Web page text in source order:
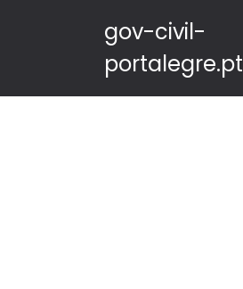
gov-civil-
portalegre.pt